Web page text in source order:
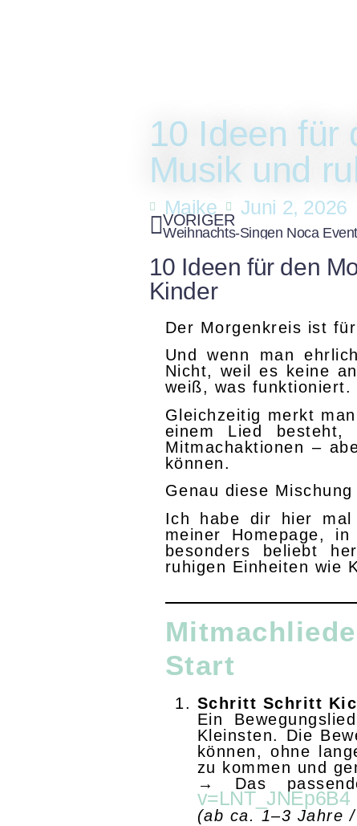
10 Ideen für
Musik und
Maike Juni 2, 2026
VORIGER
Weihnachts-Singen Noca
10 Ideen für den
Kinder
Der Morgenkreis ist
Und wenn man
Nicht, weil es keine
weiß, was funktioniert.
Gleichzeitig merkt
einem Lied besteht,
Mitmachaktionen –
können.
Genau diese
Ich habe dir hier mal
meiner Homepage,
besonders beliebt
ruhigen Einheiten wie
Start
Schritt Schritt
Ein
Kleinsten. Die
können, ohne
zu kommen und
→ Das
v=LNT_JNEp6B4
(ab ca. 1–3 Jahre